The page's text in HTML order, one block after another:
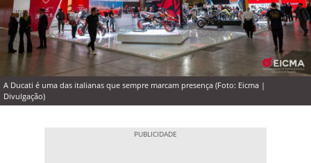
A Ducati é uma das italianas que sempre marcam presença (Foto: Eicma |
Divulgação)